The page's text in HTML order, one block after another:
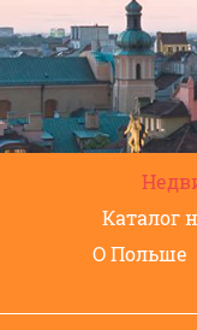
Каталог
О Польше